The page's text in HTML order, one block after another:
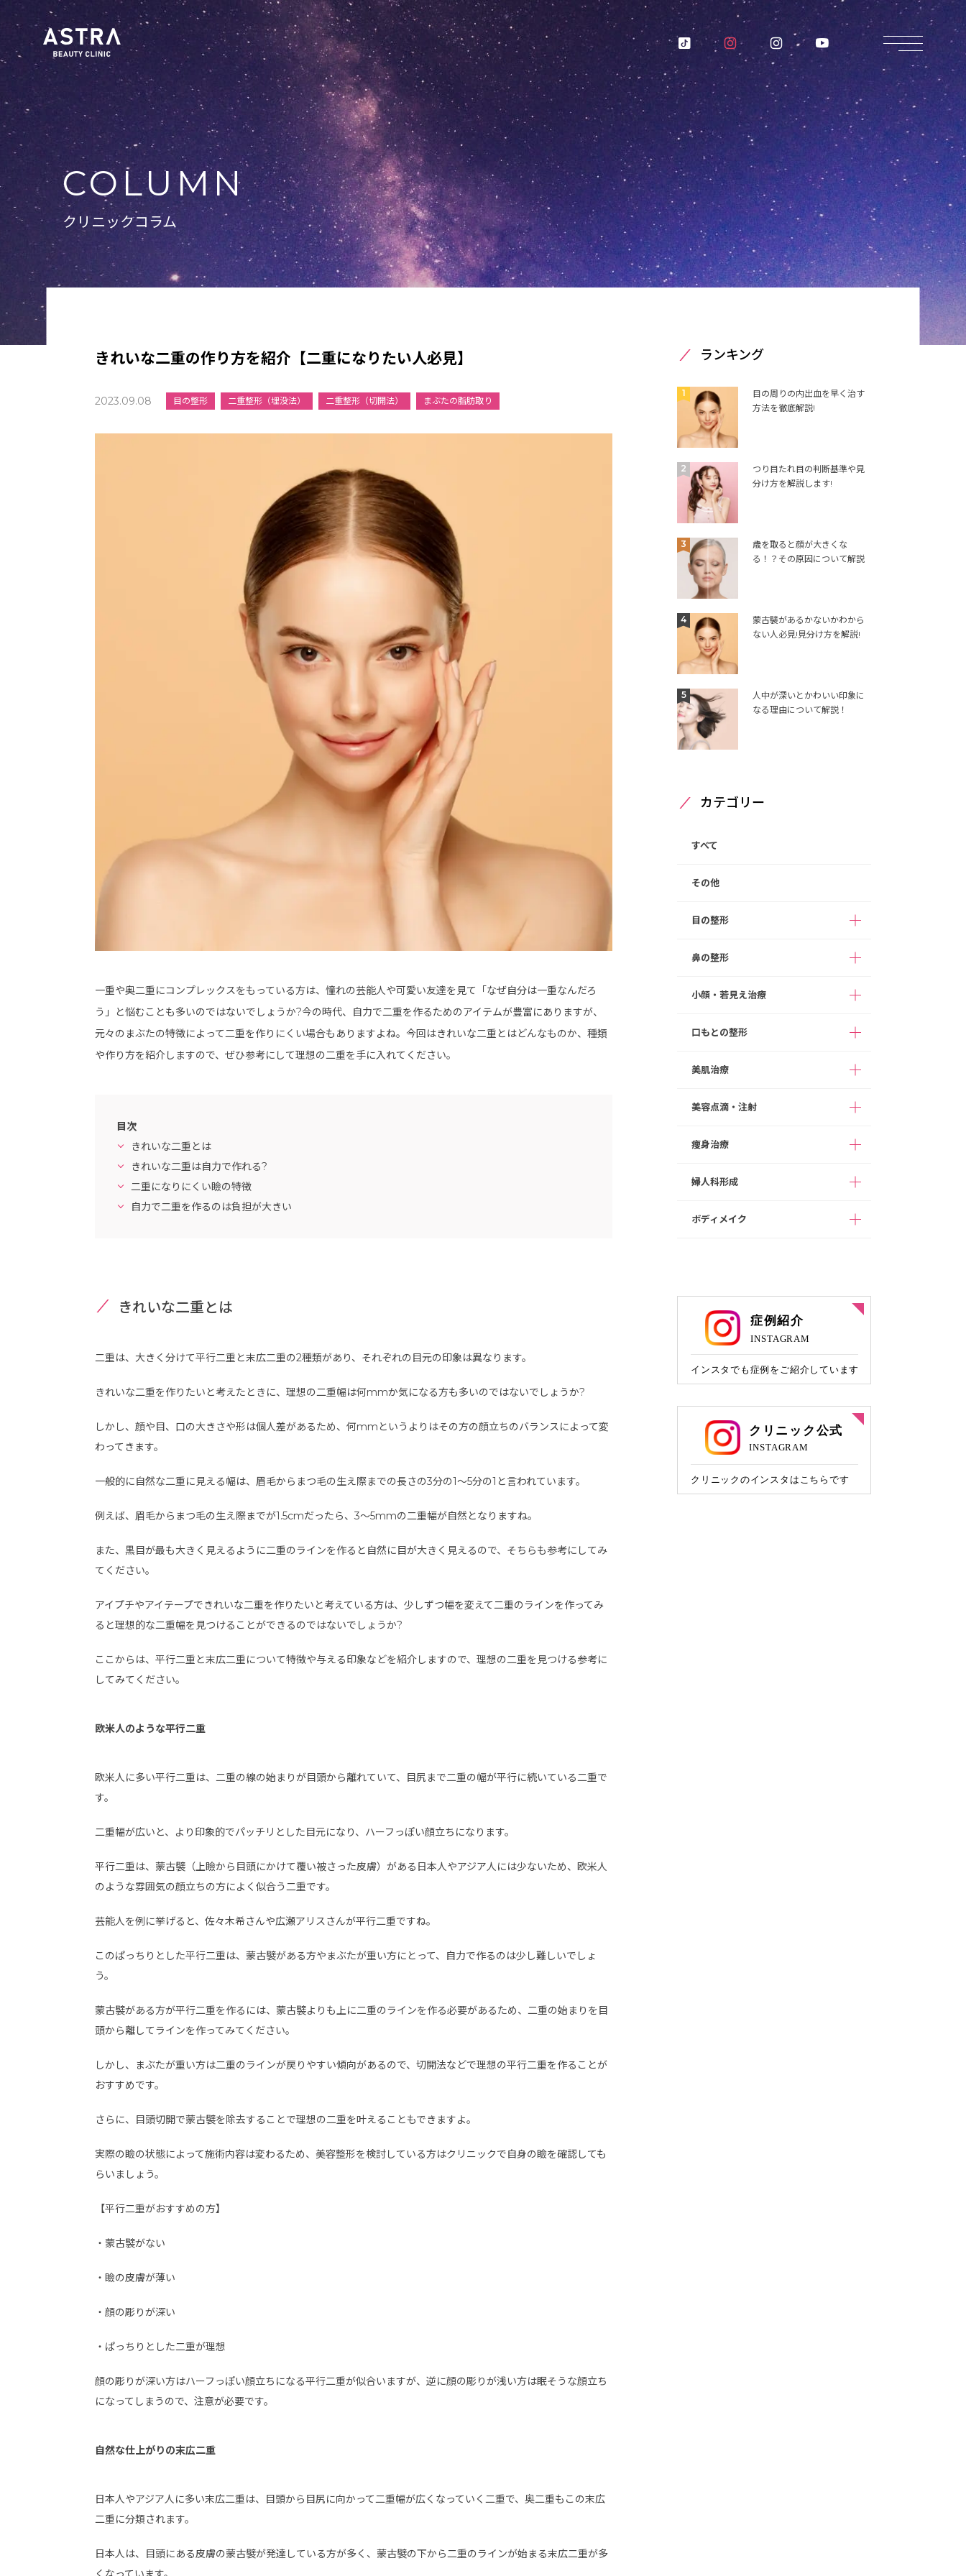
COLUMN
クリニックコラム
きれいな二重の作り方を紹介【二重になりたい人必見】
2023.09.08 目の整形 二重整形（埋没法） 二重整形（切開法） まぶたの脂肪取り
一重や奥二重にコンプレックスをもっている方は、憧れの芸能人や可愛い友達を見て「なぜ自分は一重なんだろ
う」と悩むことも多いのではないでしょうか?今の時代、自力で二重を作るためのアイテムが豊富にありますが、
元々のまぶたの特徴によって二重を作りにくい場合もありますよね。今回はきれいな二重とはどんなものか、種類
や作り方を紹介しますので、ぜひ参考にして理想の二重を手に入れてください。
目次
きれいな二重とは
きれいな二重は自力で作れる?
二重になりにくい瞼の特徴
自力で二重を作るのは負担が大きい
きれいな二重とは
二重は、大きく分けて平行二重と末広二重の2種類があり、それぞれの目元の印象は異なります。
きれいな二重を作りたいと考えたときに、理想の二重幅は何mmか気になる方も多いのではないでしょうか?
しかし、顔や目、口の大きさや形は個人差があるため、何mmというよりはその方の顔立ちのバランスによって変
わってきます。
一般的に自然な二重に見える幅は、眉毛からまつ毛の生え際までの長さの3分の1〜5分の1と言われています。
例えば、眉毛からまつ毛の生え際までが1.5cmだったら、3〜5mmの二重幅が自然となりますね。
また、黒目が最も大きく見えるように二重のラインを作ると自然に目が大きく見えるので、そちらも参考にしてみ
てください。
アイプチやアイテープできれいな二重を作りたいと考えている方は、少しずつ幅を変えて二重のラインを作ってみ
ると理想的な二重幅を見つけることができるのではないでしょうか?
ここからは、平行二重と末広二重について特徴や与える印象などを紹介しますので、理想の二重を見つける参考に
してみてください。
欧米人のような平行二重
欧米人に多い平行二重は、二重の線の始まりが目頭から離れていて、目尻まで二重の幅が平行に続いている二重で
す。
二重幅が広いと、より印象的でパッチリとした目元になり、ハーフっぽい顔立ちになります。
平行二重は、蒙古襞（上瞼から目頭にかけて覆い被さった皮膚）がある日本人やアジア人には少ないため、欧米人
のような雰囲気の顔立ちの方によく似合う二重です。
芸能人を例に挙げると、佐々木希さんや広瀬アリスさんが平行二重ですね。
このぱっちりとした平行二重は、蒙古襞がある方やまぶたが重い方にとって、自力で作るのは少し難しいでしょ
う。
蒙古襞がある方が平行二重を作るには、蒙古襞よりも上に二重のラインを作る必要があるため、二重の始まりを目
頭から離してラインを作ってみてください。
しかし、まぶたが重い方は二重のラインが戻りやすい傾向があるので、切開法などで理想の平行二重を作ることが
おすすめです。
さらに、目頭切開で蒙古襞を除去することで理想の二重を叶えることもできますよ。
実際の瞼の状態によって施術内容は変わるため、美容整形を検討している方はクリニックで自身の瞼を確認しても
らいましょう。
【平行二重がおすすめの方】
・蒙古襞がない
・瞼の皮膚が薄い
・顔の彫りが深い
・ぱっちりとした二重が理想
顔の彫りが深い方はハーフっぽい顔立ちになる平行二重が似合いますが、逆に顔の彫りが浅い方は眠そうな顔立ち
になってしまうので、注意が必要です。
自然な仕上がりの末広二重
日本人やアジア人に多い末広二重は、目頭から目尻に向かって二重幅が広くなっていく二重で、奥二重もこの末広
二重に分類されます。
日本人は、目頭にある皮膚の蒙古襞が発達している方が多く、蒙古襞の下から二重のラインが始まる末広二重が多
ランキング
1
目の周りの内出血を早く治す
方法を徹底解説!
2
つり目たれ目の判断基準や見
分け方を解説します!
3
歳を取ると顔が大きくな
る！？その原因について解説
4
蒙古襞があるかないかわから
ない人必見!見分け方を解説!
5
人中が深いとかわいい印象に
なる理由について解説！
カテゴリー
すべて
その他
目の整形
二重整形（埋没法）
目の下のたるみ取り（切開法）
目頭切開
切らない眼瞼下垂（タッキング法）
鼻の整形
隆鼻術（ヒアルロン酸注入）
ない隆鼻術）
鼻尖形成
切らない鼻中隔延長
鼻中隔延長
小鼻縮小
小顔・若見え治療
ボツリヌス注射
顔の脂肪注入
あご形成
顔の脂肪吸引
口もとの整形
M字リップ
口角拳上
たらこ唇修正
美肌治療
ダーマペン４
ポテンツァ
次世代PRP（VFD）
ニキビ治療
HIFU/脂肪燃焼HIFU
美容点滴・注射
高濃度ビタミンC点滴
白玉点滴
二日酔いスッキリ点滴
痩身治療
1day部分痩せ（内もも、二の腕）
査代込み）
婦人科形成
女性器形成
ボディメイク